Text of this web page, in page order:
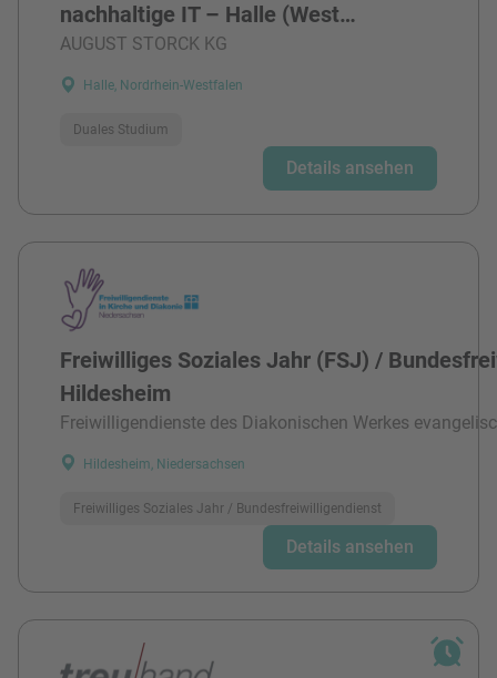
nachhaltige IT – Halle (West…
AUGUST STORCK KG
Halle, Nordrhein-Westfalen
Duales Studium
Details ansehen
Freiwilliges Soziales Jahr (FSJ) /
Hildesheim
Freiwilligendienste des Diakonischen Werkes
Hildesheim, Niedersachsen
Freiwilliges Soziales Jahr / Bundesfreiwilligendienst
Details ansehen